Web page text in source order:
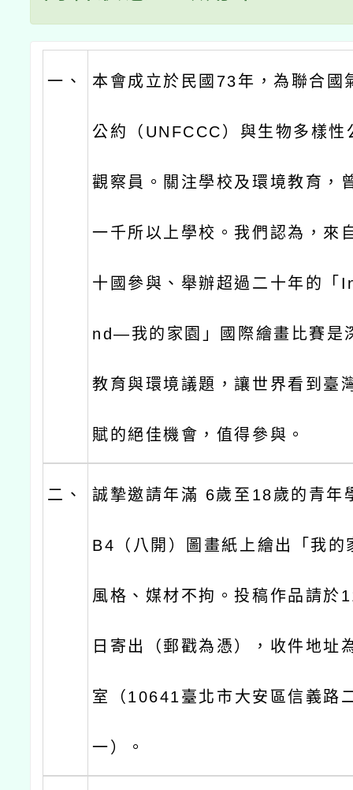
一、 本會成立於民國73年，為聯合國
公約（UNFCCC）與生物多樣性
觀察員。關注學校及環境教育，
一千所以上學校。我們認為，來
十國參與、舉辦超過二十年的
nd—我的家園」國際繪畫比賽是
教育與環境議題，讓世界看到臺
賦的絕佳機會，值得參與。
二、 誠摯邀請年滿 6歲至18歲的青年
B4（八開）圖畫紙上繪出「我的
風格、媒材不拘。投稿作品請於
日寄出（郵戳為憑），收件地址
室（10641臺北市大安區信義路
一）。